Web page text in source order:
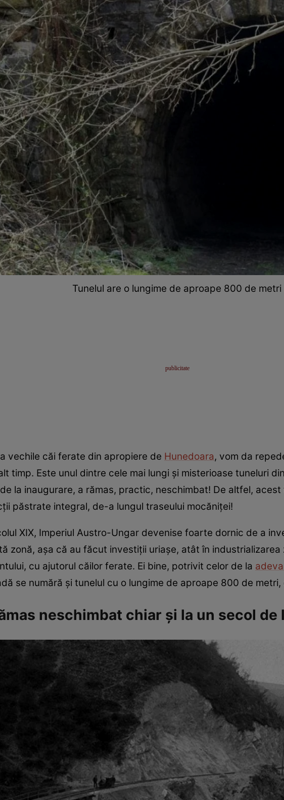
Tunelul are o lungime de aproape 800 de metri
vechile căi ferate din apropiere de Hunedoara, vom da
timp. Este unul dintre cele mai lungi și misterioase tuneluri
la inaugurare, a rămas, practic, neschimbat! De altfel,
păstrate integral, de-a lungul traseului mocăniței!
XIX, Imperiul Austro-Ungar devenise foarte dornic de a
zonă, așa că au făcut investiții uriașe, atât în
cu ajutorul căilor ferate. Ei bine, potrivit celor de la
se numără și tunelul cu o lungime de aproape 800 de
neschimbat chiar și la un secol